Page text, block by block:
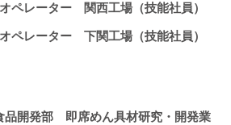
オペレーター 関西工場（技能社員）
オペレーター 下関工場（技能社員）
品開発部 即席めん具材研究・開発業